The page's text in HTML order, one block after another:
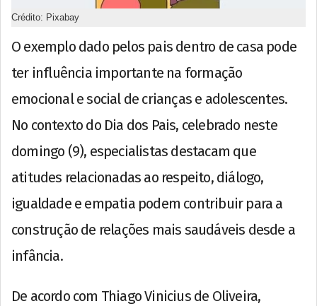
Crédito: Pixabay
O exemplo dado pelos pais dentro de casa pode
ter influência importante na formação
emocional e social de crianças e adolescentes.
No contexto do Dia dos Pais, celebrado neste
domingo (9), especialistas destacam que
atitudes relacionadas ao respeito, diálogo,
igualdade e empatia podem contribuir para a
construção de relações mais saudáveis desde a
infância.
De acordo com Thiago Vinicius de Oliveira,